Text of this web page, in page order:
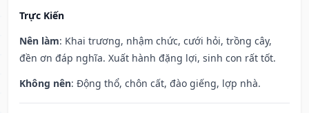
Trực Kiến
Nên làm: Khai trương, nhậm chức, cưới hỏi, trồng cây,
đền ơn đáp nghĩa. Xuất hành đặng lợi, sinh con rất tốt.
Không nên: Động thổ, chôn cất, đào giếng, lợp nhà.